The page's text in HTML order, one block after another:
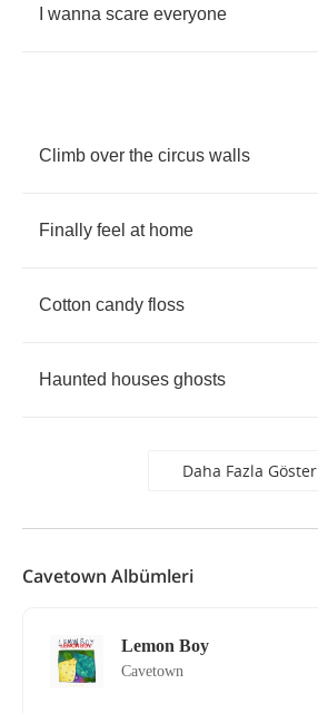
wanna scare everyone
Climb over the circus walls
Finally feel at home
Cotton candy floss
Haunted houses ghosts
Daha Fazla Göster
Cavetown Albümleri
Lemon Boy
Cavetown